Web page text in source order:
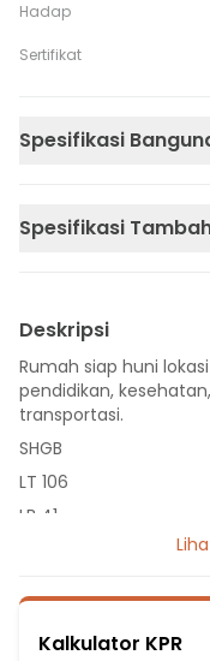
Hadap
Sertifikat
Spesifikasi
Spesifikasi
Deskripsi
Rumah siap huni
pendidikan,
transportasi.
SHGB
LT 106
LB 41
Listrik 2200 VA
Kalkulator KPR